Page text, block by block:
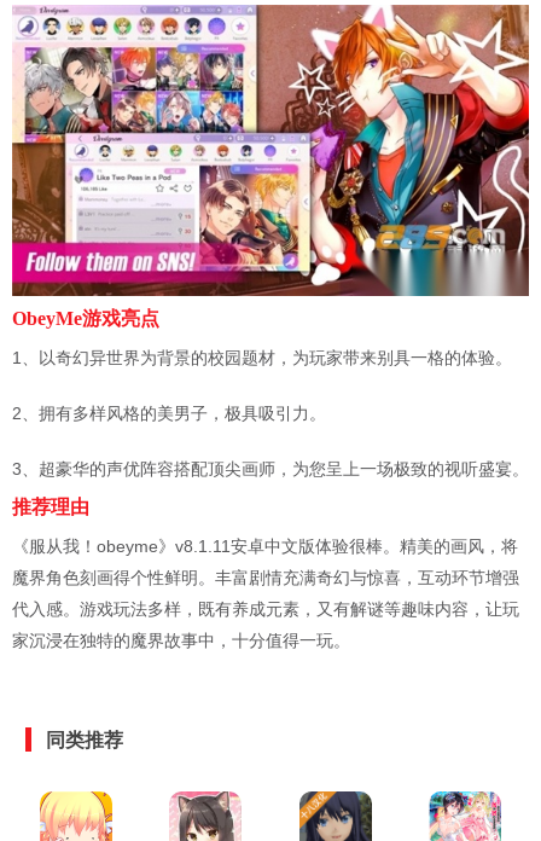
ObeyMe游戏亮点
1、以奇幻异世界为背景的校园题材，为玩家带来别具一格的体验。
2、拥有多样风格的美男子，极具吸引力。
3、超豪华的声优阵容搭配顶尖画师，为您呈上一场极致的视听盛宴。
推荐理由
《服从我！obeyme》v8.1.11安卓中文版体验很棒。精美的画风，将
魔界角色刻画得个性鲜明。丰富剧情充满奇幻与惊喜，互动环节增强
代入感。游戏玩法多样，既有养成元素，又有解谜等趣味内容，让玩
家沉浸在独特的魔界故事中，十分值得一玩。
同类推荐